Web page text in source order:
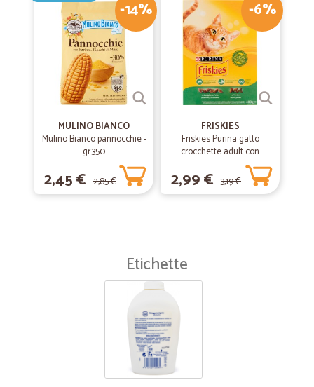
-14%
MULINO BIANCO
Mulino Bianco pannocchie -
gr.350
2,45 € 2,85 €
-6%
FRISKIES
Friskies Purina gatto
crocchette adult con
coniglio, pollo e verdure
scatola gr.400
2,99 € 3,19 €
Etichette